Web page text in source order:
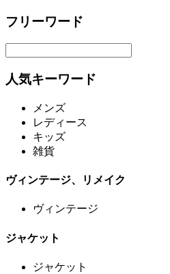
フリーワード
人気キーワード
メンズ
レディース
キッズ
雑貨
ヴィンテージ、リメイク
ヴィンテージ
ジャケット
ジャケット